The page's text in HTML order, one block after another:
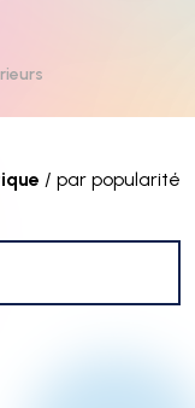
/ par popularité